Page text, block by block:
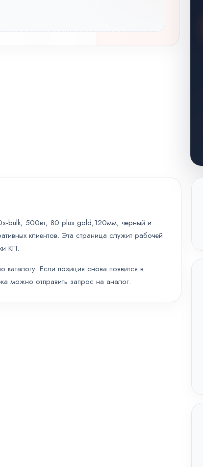
bulk, 500вт, 80 plus gold,120мм, черный и
клиентов. Эта страница служит рабочей
КП.
Если позиция снова появится в
можно отправить запрос на аналог.